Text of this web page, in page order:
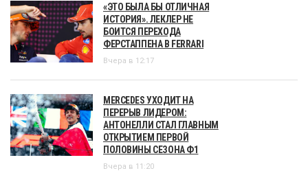
«ЭТО БЫЛА БЫ ОТЛИЧНАЯ
ИСТОРИЯ». ЛЕКЛЕР НЕ
БОИТСЯ ПЕРЕХОДА
ФЕРСТАППЕНА В FERRARI
Вчера в 12:17
MERCEDES УХОДИТ НА
ПЕРЕРЫВ ЛИДЕРОМ:
АНТОНЕЛЛИ СТАЛ ГЛАВНЫМ
ОТКРЫТИЕМ ПЕРВОЙ
ПОЛОВИНЫ СЕЗОНА Ф1
Вчера в 11:20